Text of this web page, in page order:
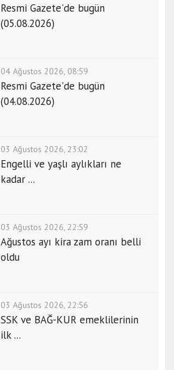
Resmi Gazete'de bugün
(05.08.2026)
04 Ağustos 2026, 08:59
Resmi Gazete'de bugün
(04.08.2026)
03 Ağustos 2026, 23:02
Engelli ve yaşlı aylıkları ne
kadar ...
03 Ağustos 2026, 22:59
Ağustos ayı kira zam oranı belli
oldu
03 Ağustos 2026, 22:56
SSK ve BAĞ-KUR emeklilerinin
ilk ...